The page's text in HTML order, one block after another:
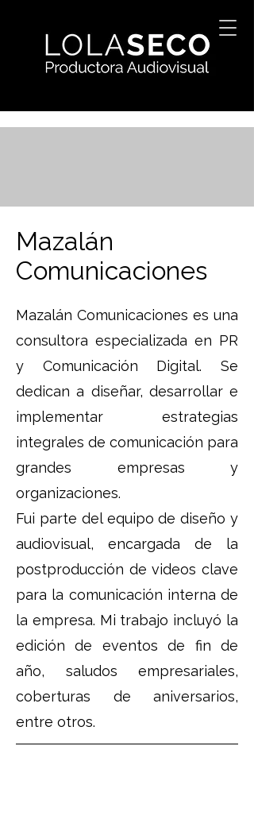
Mazalán
Comunicaciones
Mazalán Comunicaciones es una
consultora especializada en PR
y Comunicación Digital. Se
dedican a diseñar, desarrollar e
implementar estrategias
integrales de comunicación para
grandes empresas y
organizaciones.
Fui parte del equipo de diseño y
audiovisual, encargada de la
postproducción de videos clave
para la comunicación interna de
la empresa. Mi trabajo incluyó la
edición de eventos de fin de
año, saludos empresariales,
coberturas de aniversarios,
entre otros.